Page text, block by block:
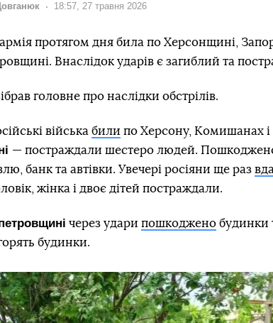
Дата:
18:57, 27 травня 2026
протягом дня била по Херсонщині,
Внаслідок ударів є загиблий та
головне про наслідки обстрілів.
війська били по Херсону, Комишанах і
— постраждали шестеро людей.
банк та автівки. Увечері росіяни ще раз
жінка і двоє дітей постраждали.
через удари пошкоджено будинки
будинки.